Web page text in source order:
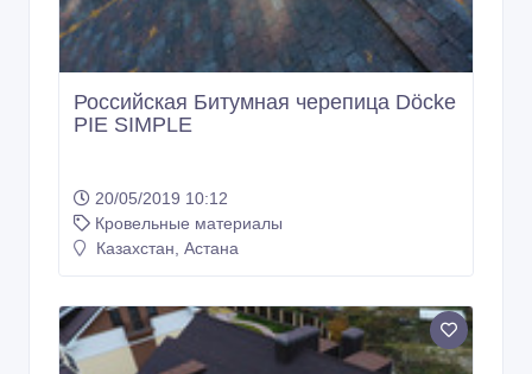
Российская Битумная черепица Döcke
PIE SIMPLE
20/05/2019 10:12
Кровельные материалы
Казахстан, Астана